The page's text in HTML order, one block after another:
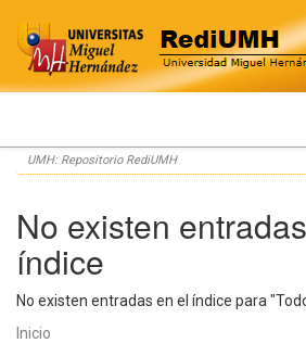
Skip
navigation
UMH: Repositorio RediUMH
No existen
índice
No existen entradas en el índice para
Inicio